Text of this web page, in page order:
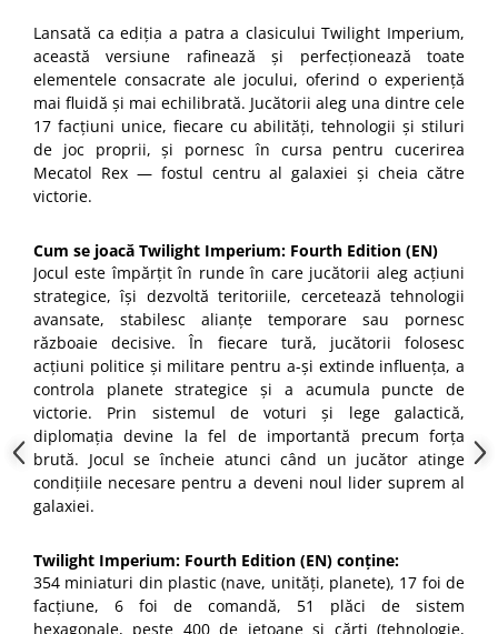
Lansată ca ediția a patra a clasicului Twilight Imperium,
această versiune rafinează și perfecționează toate
elementele consacrate ale jocului, oferind o experiență
mai fluidă și mai echilibrată. Jucătorii aleg una dintre cele
17 facțiuni unice, fiecare cu abilități, tehnologii și stiluri
de joc proprii, și pornesc în cursa pentru cucerirea
Mecatol Rex — fostul centru al galaxiei și cheia către
victorie.
Cum se joacă Twilight Imperium: Fourth Edition (EN)
Jocul este împărțit în runde în care jucătorii aleg acțiuni
strategice, își dezvoltă teritoriile, cercetează tehnologii
avansate, stabilesc alianțe temporare sau pornesc
războaie decisive. În fiecare tură, jucătorii folosesc
acțiuni politice și militare pentru a-și extinde influența, a
controla planete strategice și a acumula puncte de
victorie. Prin sistemul de voturi și lege galactică,
diplomația devine la fel de importantă precum forța
brută. Jocul se încheie atunci când un jucător atinge
condițiile necesare pentru a deveni noul lider suprem al
galaxiei.
Twilight Imperium: Fourth Edition (EN) conține:
354 miniaturi din plastic (nave, unități, planete), 17 foi de
facțiune, 6 foi de comandă, 51 plăci de sistem
hexagonale, peste 400 de jetoane și cărți (tehnologie,